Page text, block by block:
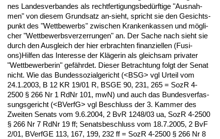
nes Lan­des­ver­ban­des als recht­fer­ti­gungs­bedürf­ti­ge "Aus­nah­
men" von die­sem Grund­satz an-sieht, spricht sie den Ge­sichts­
punkt des "Wett­be­werbs" zwi­schen Kran­ken­kas­sen und mögli­
cher "Wett­be­werbs­ver­zer­run­gen" an. Der Sa­che nach sieht sie
durch den Aus­gleich der hier er­brach­ten fi­nan­zi­el­len (Fu­si­
ons)Hil­fen das In­ter­es­se der Kläge­rin als gleich­sam pri­va­ter
"Wett­be­wer­be­rin" gefähr­det. Die­ser Be­trach­tung folgt der Se­nat
nicht. Wie das Bun­des­so­zi­al­ge­richt (<BSG> vgl Ur­teil vom
24.1.2003, B 12 KR 19/01 R, BS­GE 90, 231, 265 = SozR 4-
2500 § 266 Nr 1 Rd­Nr 101, mwN) und auch das Bun­des­ver­fas­
sungs­ge­richt (<BVerfG> vgl Be­schluss der 3. Kam­mer des
Zwei­ten Se­nats vom 9.6.2004, 2 BvR 1248/03 ua, SozR 4-2500
§ 266 Nr 7 Rd­Nr 19 ff; Se­nats­be­schluss vom 18.7.2005, 2 BvF
2/01, BVerfGE 113, 167, 199, 232 ff = SozR 4-2500 § 266 Nr 8